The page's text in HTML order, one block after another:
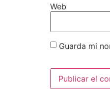
Web
Guarda mi